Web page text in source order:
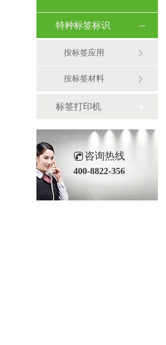
特种标签标识
按标签应用
按标签材料
标签打印机
咨询热线
400-8822-356